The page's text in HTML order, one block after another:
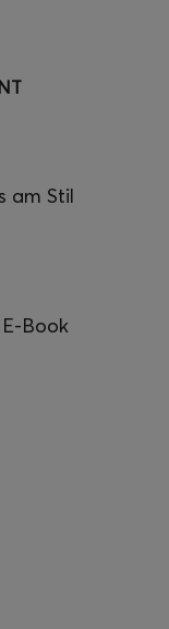
am Stil
Book